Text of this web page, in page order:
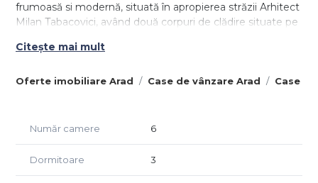
Oferte imobiliare Arad Case de vânzare Arad Case
frumoasă si modernă, situată în apropierea străzii Arhitect
Milan Tabacovici, având două corpuri de clădire situate pe
Situat într-o zonă pitorească și liniștită, acest complex
orașului.
Citește mai mult
Număr camere 6
Dormitoare 3